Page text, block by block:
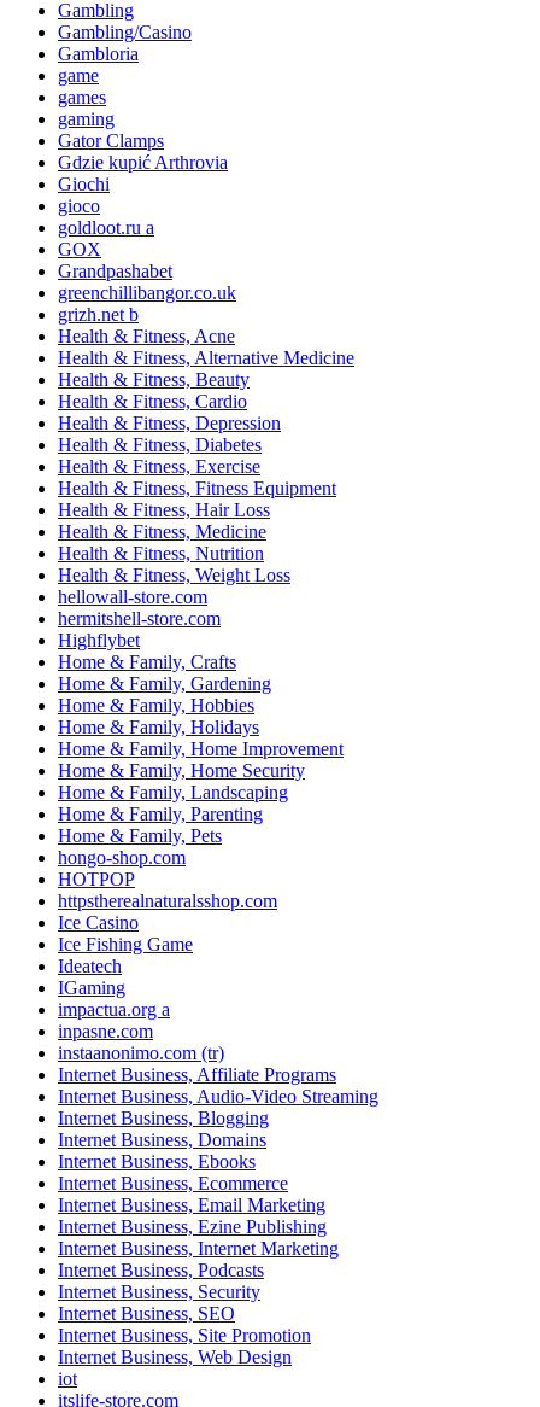
Gambling
Gambling/Casino
Gambloria
game
games
gaming
Gator Clamps
Gdzie kupić Arthrovia
Giochi
gioco
goldloot.ru a
GOX
Grandpashabet
greenchillibangor.co.uk
grizh.net b
Health & Fitness, Acne
Health & Fitness, Alternative Medicine
Health & Fitness, Beauty
Health & Fitness, Cardio
Health & Fitness, Depression
Health & Fitness, Diabetes
Health & Fitness, Exercise
Health & Fitness, Fitness Equipment
Health & Fitness, Hair Loss
Health & Fitness, Medicine
Health & Fitness, Nutrition
Health & Fitness, Weight Loss
hellowall-store.com
hermitshell-store.com
Highflybet
Home & Family, Crafts
Home & Family, Gardening
Home & Family, Hobbies
Home & Family, Holidays
Home & Family, Home Improvement
Home & Family, Home Security
Home & Family, Landscaping
Home & Family, Parenting
Home & Family, Pets
hongo-shop.com
HOTPOP
httpstherealnaturalsshop.com
Ice Casino
Ice Fishing Game
Ideatech
IGaming
impactua.org a
inpasne.com
instaanonimo.com (tr)
Internet Business, Affiliate Programs
Internet Business, Audio-Video Streaming
Internet Business, Blogging
Internet Business, Domains
Internet Business, Ebooks
Internet Business, Ecommerce
Internet Business, Email Marketing
Internet Business, Ezine Publishing
Internet Business, Internet Marketing
Internet Business, Podcasts
Internet Business, Security
Internet Business, SEO
Internet Business, Site Promotion
Internet Business, Web Design
iot
itslife-store.com